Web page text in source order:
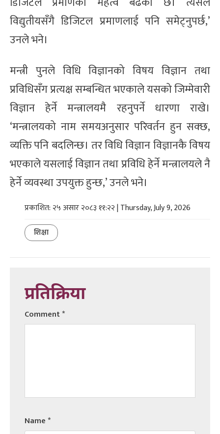
विद्युतीयसँगै डिजिटल प्रमाणलाई पनि समेट्नुपर्छ,’
उनले भने।
मन्त्री पुनले विधि विज्ञानको विषय विज्ञान तथा
प्रविधिसँग प्रत्यक्ष सम्बन्धित भएकाले यसको जिम्मेवारी
विज्ञान हेर्ने मन्त्रालयमै रहनुपर्ने धारणा राखे।
‘मन्त्रालयको नाम समयअनुसार परिवर्तन हुन सक्छ,
व्यक्ति पनि बदलिन्छ। तर विधि विज्ञान विज्ञानकै विषय
भएकाले यसलाई विज्ञान तथा प्रविधि हेर्ने मन्त्रालयले नै
हेर्ने व्यवस्था उपयुक्त हुन्छ,’ उनले भने।
प्रकाशित: २५ असार २०८३ ११:२२ | Thursday, July 9, 2026
शिक्षा
प्रतिक्रिया
Comment*
Name*